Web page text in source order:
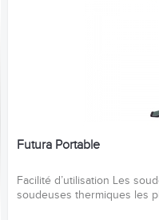
Futura Portable
Facilité d’utilisation Les
soudeuses thermiques les